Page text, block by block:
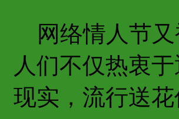
网络情人节又
人们不仅热衷
现实，流行送花